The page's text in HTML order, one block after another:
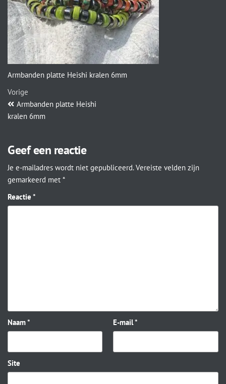
Armbanden platte Heishi kralen 6mm
Vorige
Armbanden platte Heishi
kralen 6mm
Geef een reactie
Je e-mailadres wordt niet gepubliceerd. Vereiste velden zijn
gemarkeerd met *
Reactie *
Naam* E-mail*
Site